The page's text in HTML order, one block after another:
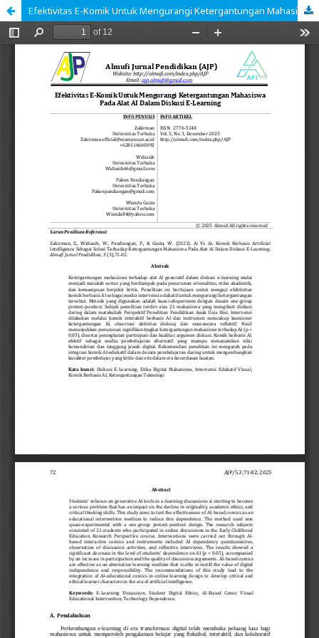
Efektivitas E-Komik Untuk Mengurangi Ketergantungan Mahasiswa Pada Alat AI Dalam Diskusi E-Learning